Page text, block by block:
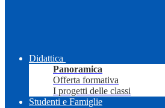
Didattica
Panoramica
Offerta formativa
I progetti delle classi
Studenti e Famiglie